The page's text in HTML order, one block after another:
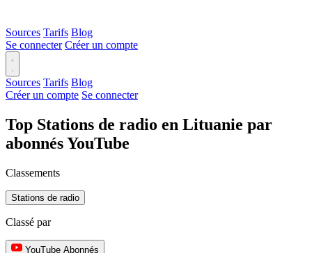
Sources Tarifs Blog
Se connecter Créer un compte
Sources Tarifs Blog
Créer un compte Se connecter
Top Stations de radio en Lituanie par
abonnés YouTube
Classements
Stations de radio
Classé par
YouTube Abonnés